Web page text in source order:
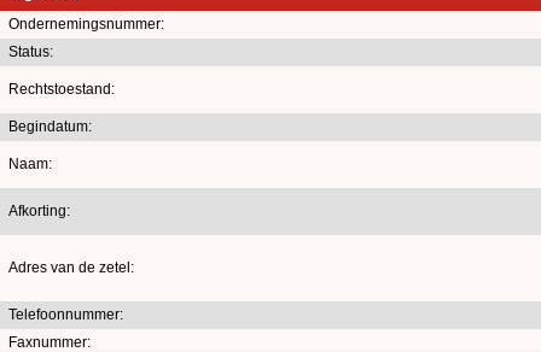
Ondernemingsnummer:
Status:
Rechtstoestand:
Begindatum:
Naam:
Afkorting:
Adres van de zetel:
Telefoonnummer:
Faxnummer: